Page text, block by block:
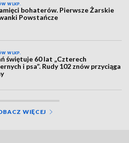
WLKP.
bohaterów. Pierwsze Żarskie
Powstańcze
WLKP.
świętuje 60 lat „Czterech
i psa”. Rudy 102 znów przyciąga
WIĘCEJ